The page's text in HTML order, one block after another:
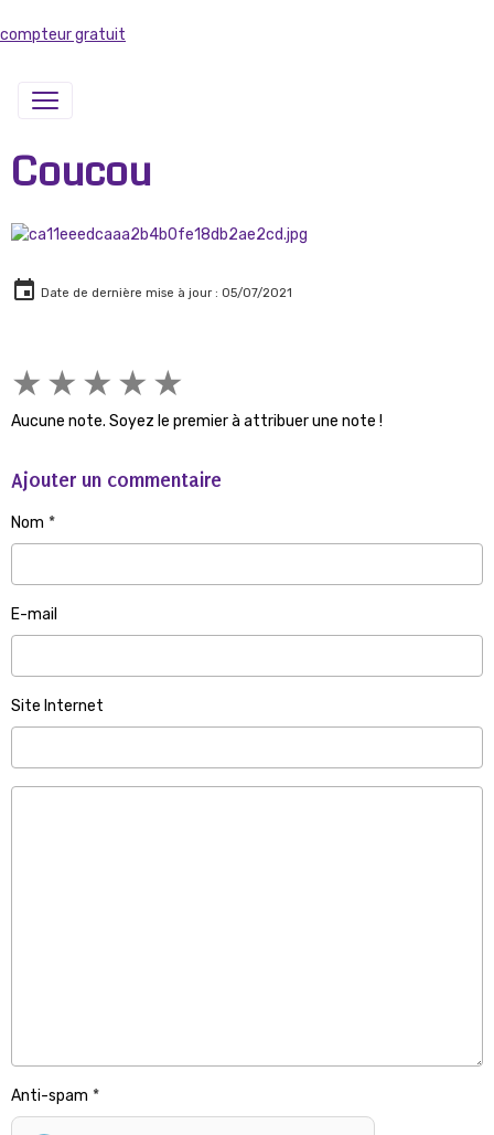
compteur gratuit
Coucou
Date de dernière mise à jour : 05/07/2021
★ ★ ★ ★ ★
Aucune note. Soyez le premier à attribuer une note !
Ajouter un commentaire
Nom
E-mail
Site Internet
Anti-spam